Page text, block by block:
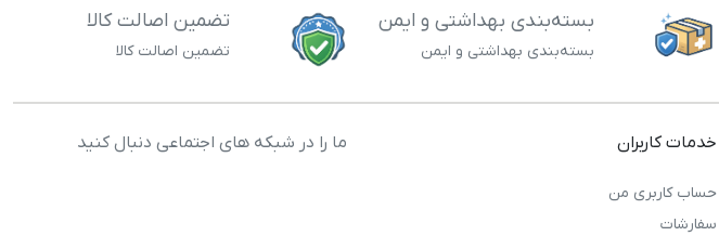
بسته‌بندی بهداشتی و ایمن
بسته‌بندی بهداشتی و ایمن
تضمین اصالت کالا
تضمین اصالت کالا
خدمات کاربران
حساب کاربری من
سفارشات
ما را در شبکه های اجتماعی دنبال کنید